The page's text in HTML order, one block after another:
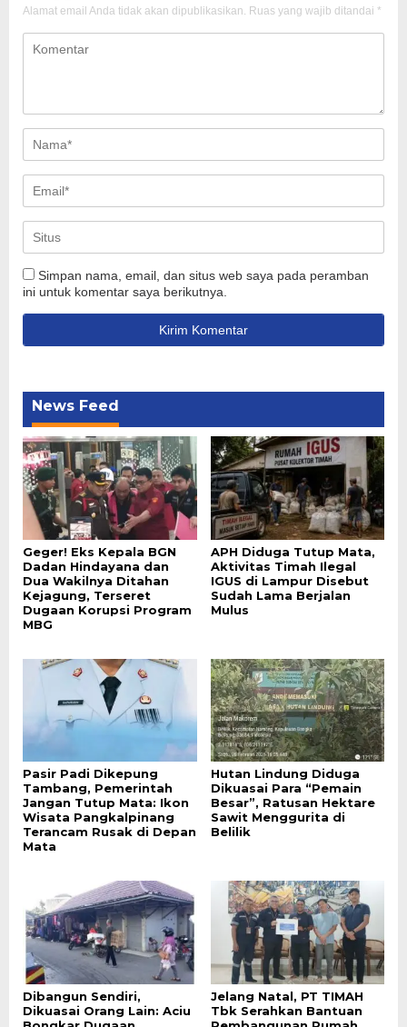
Alamat email Anda tidak akan dipublikasikan. Ruas yang wajib ditandai *
Simpan nama, email, dan situs web saya pada peramban
ini untuk komentar saya berikutnya.
News Feed
Geger! Eks Kepala BGN
Dadan Hindayana dan
Dua Wakilnya Ditahan
Kejagung, Terseret
Dugaan Korupsi Program
MBG
APH Diduga Tutup Mata,
Aktivitas Timah Ilegal
IGUS di Lampur Disebut
Sudah Lama Berjalan
Mulus
Pasir Padi Dikepung
Tambang, Pemerintah
Jangan Tutup Mata: Ikon
Wisata Pangkalpinang
Terancam Rusak di Depan
Mata
Hutan Lindung Diduga
Dikuasai Para “Pemain
Besar”, Ratusan Hektare
Sawit Menggurita di
Belilik
Dibangun Sendiri,
Dikuasai Orang Lain: Aciu
Jelang Natal, PT TIMAH
Tbk Serahkan Bantuan